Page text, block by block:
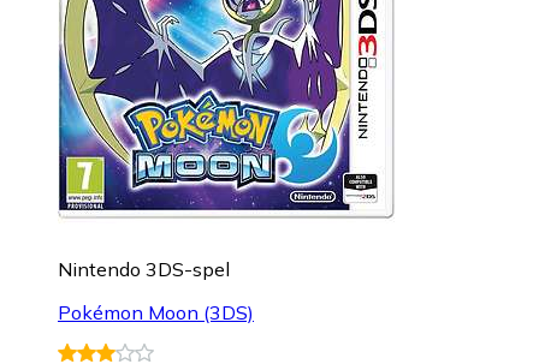
Nintendo 3DS-spel
Pokémon Moon (3DS)